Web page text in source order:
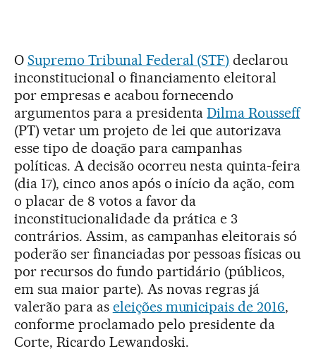
O Supremo Tribunal Federal (STF) declarou
inconstitucional o financiamento eleitoral
por empresas e acabou fornecendo
argumentos para a presidentaDilma Rousseff
(PT) vetar um projeto de lei que autorizava
esse tipo de doação para campanhas
políticas. A decisão ocorreu nesta quinta-feira
(dia 17), cinco anos após o início da ação, com
o placar de 8 votos a favor da
inconstitucionalidade da prática e 3
contrários. Assim, as campanhas eleitorais só
poderão ser financiadas por pessoas físicas ou
por recursos do fundo partidário (públicos,
em sua maior parte). As novas regras já
valerão para as eleições municipais de 2016,
conforme proclamado pelo presidente da
Corte, Ricardo Lewandoski.